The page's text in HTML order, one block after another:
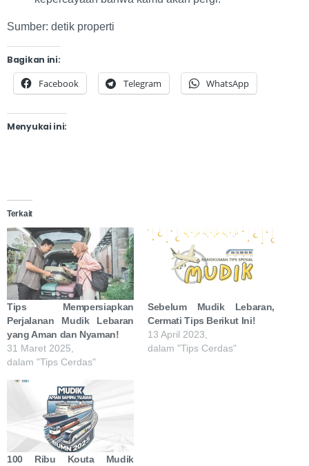
Sumber: detik properti
Bagikan ini:
Facebook Telegram WhatsApp
Menyukai ini:
Terkait
Tips Mempersiapkan
Perjalanan Mudik Lebaran
yang Aman dan Nyaman!
31 Maret 2025,
dalam "Tips Cerdas"
Sebelum Mudik Lebaran,
Cermati Tips Berikut Ini!
13 April 2023,
dalam "Tips Cerdas"
100 Ribu Kouta Mudik